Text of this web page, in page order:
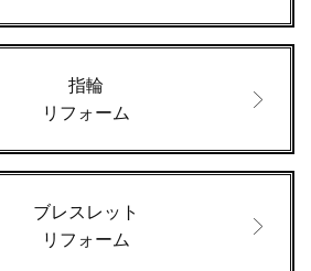
指輪
リフォーム
ブレスレット
リフォーム